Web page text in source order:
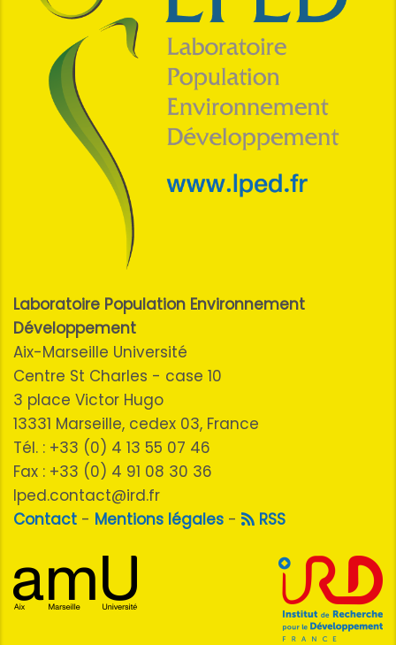
Laboratoire Population Environnement
Développement
Aix-Marseille Université
Centre St Charles - case 10
3 place Victor Hugo
13331 Marseille, cedex 03, France
Tél. : +33 (0) 4 13 55 07 46
Fax : +33 (0) 4 91 08 30 36
lped.contact@ird.fr
Contact - Mentions légales - RSS